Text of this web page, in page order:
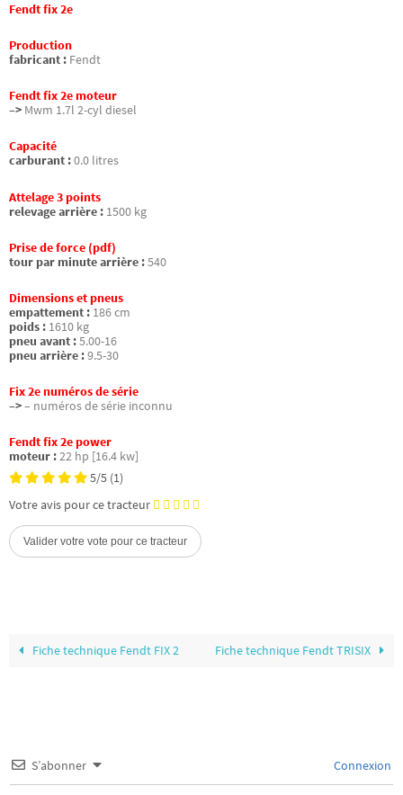
Fendt fix 2e
Production
fabricant : Fendt
Fendt fix 2e moteur
–> Mwm 1.7l 2-cyl diesel
Capacité
carburant :0.0 litres
Attelage 3 points
relevage arrière : 1500 kg
Prise de force (pdf)
tour par minute arrière :540
Dimensions et pneus
empattement : 186 cm
poids : 1610 kg
pneu avant :5.00-16
pneu arrière :9.5-30
Fix 2e numéros de série
–>– numéros de série inconnu
Fendt fix 2e power
moteur :22 hp [16.4 kw]
5/5 (1)
Votre avis pour ce tracteur
Fiche technique Fendt FIX 2 Fiche technique Fendt TRISIX
S’abonner Connexion